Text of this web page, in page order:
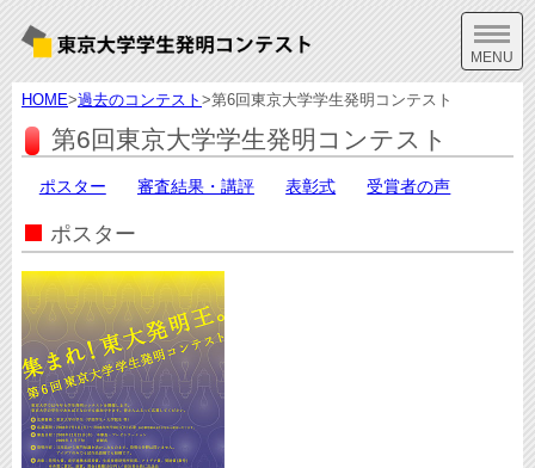
HOME>過去のコンテスト >第6回東京大学学生発明コンテスト
第6回東京大学学生発明コンテスト
ポスター 審査結果・講評 表彰式 受賞者の声
ポスター